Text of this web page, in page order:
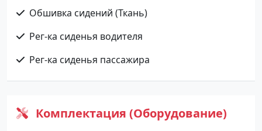
Обшивка сидений (Ткань)
Рег-ка сиденья водителя
Рег-ка сиденья пассажира
Комплектация (Оборудование)